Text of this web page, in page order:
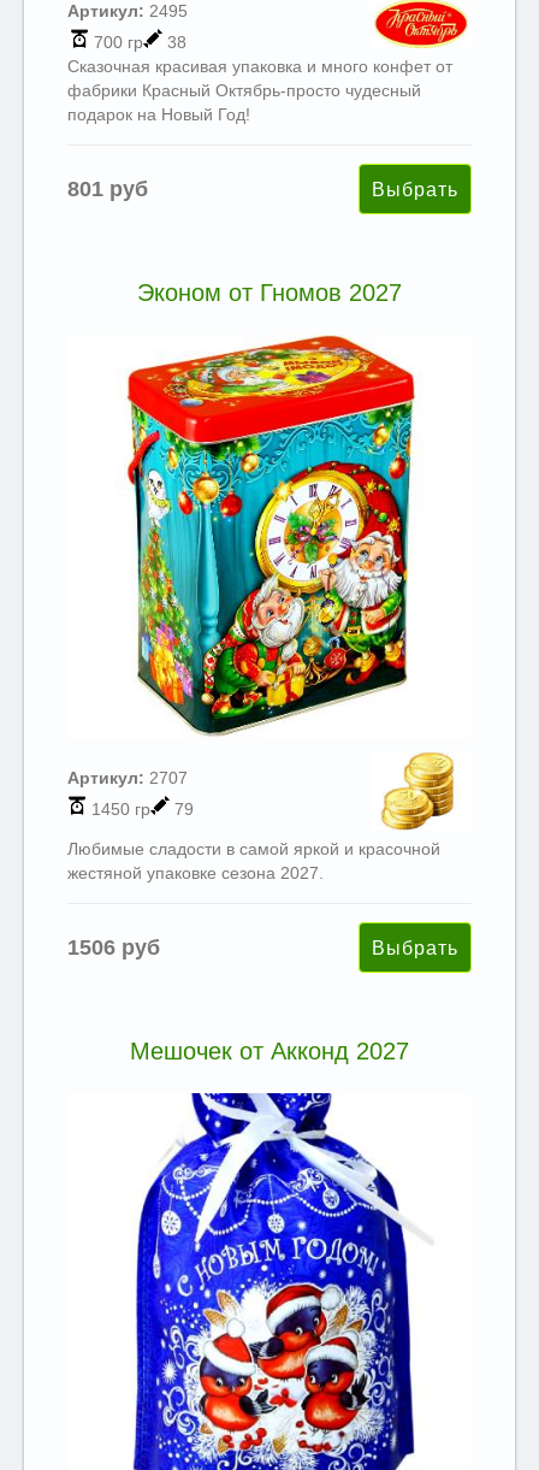
Артикул: 2495
700 гр
38
Сказочная красивая упаковка и много конфет от
фабрики Красный Октябрь-просто чудесный
подарок на Новый Год!
801 руб
Эконом от Гномов 2027
Артикул: 2707
1450 гр
79
Любимые сладости в самой яркой и красочной
жестяной упаковке сезона 2027.
1506 руб
Мешочек от Акконд 2027